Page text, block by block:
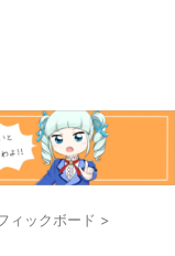
ィックボード >